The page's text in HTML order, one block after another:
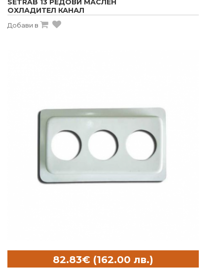
SETRAB 13 РЕДОВИ МАСЛЕН
ОХЛАДИТЕЛ КАНАЛ
Добави в